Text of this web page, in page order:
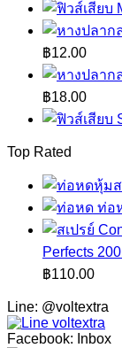
฿12.00
฿18.00
Top Rated
ท่อ
Perfects
฿110.00
Line: @voltextra
Facebook: Inbox